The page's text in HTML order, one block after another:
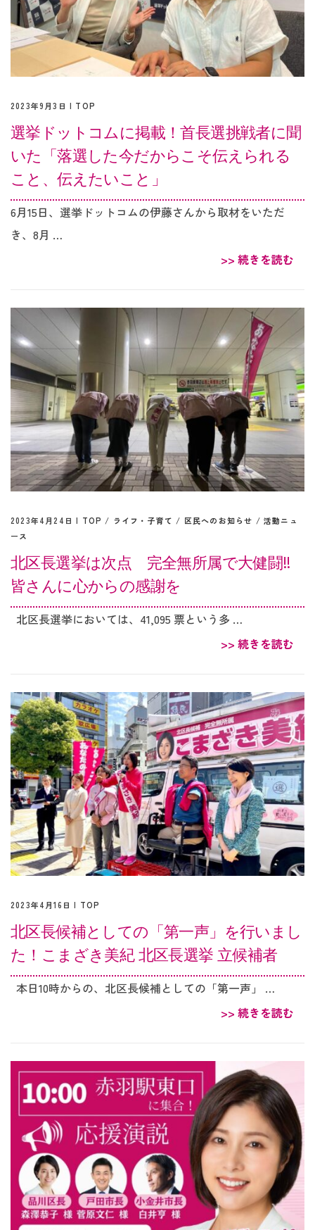
2023年9月3日 | TOP
選挙ドットコムに掲載！首長選挑戦者に聞
いた「落選した今だからこそ伝えられる
こと、伝えたいこと」
6月15日、選挙ドットコムの伊藤さんから取材をいただ
き、8月 …
>> 続きを読む
2023年4月24日 | TOP / ライフ・子育て / 区民へのお知らせ /活動ニュ
ース
北区長選挙は次点 完全無所属で大健闘‼︎
皆さんに心からの感謝を
北区長選挙においては、41,095 票という多 …
>> 続きを読む
2023年4月16日 | TOP
北区長候補としての「第一声」を行いまし
た！こまざき美紀 北区長選挙 立候補者
本日10時からの、北区長候補としての「第一声」 …
>> 続きを読む